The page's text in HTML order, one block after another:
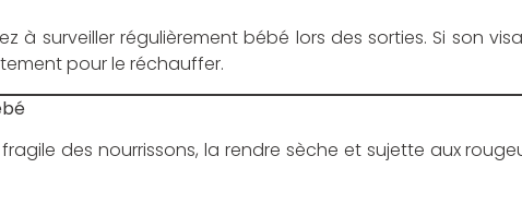
à surveiller régulièrement bébé lors des sorties. Si son
pour le réchauffer.
des nourrissons, la rendre sèche et sujette aux